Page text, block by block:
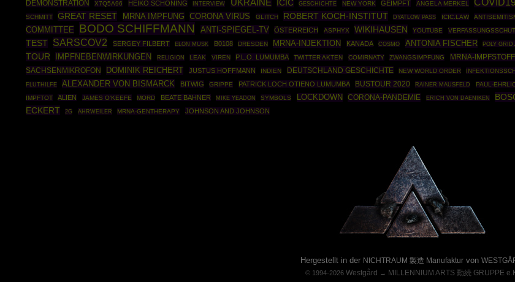
DEMONSTRATION X7Q5A96 HEIKO SCHÖNING INTERVIEW UKRAINE ICIC GESCHICHTE NEW YORK GEIMPFT ANGELA MERKEL
SCHMITT
GREAT RESET MRNA IMPFUNG CORONA VIRUS GLITCH ROBERT KOCH-INSTITUT DYATLOW PASS ICIC.LAW
COMMITTEE
BODO SCHIFFMANN ANTI-SPIEGEL-TV ÖSTERREICH ASPHYX WIKIHAUSEN YOUTUBE
TEST
SARSCOV2 SERGEY FILBERT ELON MUSK B0108 DRESDEN MRNA-INJEKTION KANADA COSMO ANTONIA FISCHER POLY GRID
TOUR
IMPFNEBENWIRKUNGEN RELIGION LEAK VIREN P.L.O. LUMUMBA TWITTER AKTEN COMIRNATY ZWANGSIMPFUNG MRNA-
SACHSENMIKROFON DOMINIK REICHERT JUSTUS HOFFMANN INDIEN DEUTSCHLAND GESCHICHTE NEW WORLD ORDER
FLUTHILFE ALEXANDER VON BISMARCK BITWIG GRIPPE PATRICK LOCH OTIENO LUMUMBA BUSTOUR 2020 RAINER MAUSFELD PAUL-
IMPFTOT
ALIEN JAMES O'KEEFE MORD BEATE BAHNER MIKE YEADON SYMBOLS LOCKDOWN CORONA-PANDEMIE ERICH VON DAENIKEN
ECKERT
2G AHRWEILER MRNA-GENTHERAPY JOHNSON AND JOHNSON
Hergestellt in der NICHTRAUM 製造 Manufaktur von
© 1994-2026 Westgård → MILLENNIUM ARTS 勤続 GRUPPE
Powered By :